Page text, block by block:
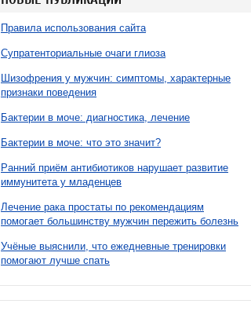
Правила использования сайта
Супратенториальные очаги глиоза
Шизофрения у мужчин: симптомы, характерные
признаки поведения
Бактерии в моче: диагностика, лечение
Бактерии в моче: что это значит?
Ранний приём антибиотиков нарушает развитие
иммунитета у младенцев
Лечение рака простаты по рекомендациям
помогает большинству мужчин пережить болезнь
Учёные выяснили, что ежедневные тренировки
помогают лучше спать